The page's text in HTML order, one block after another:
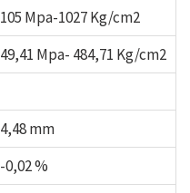
105 Mpa-1027 Kg/cm2
49,41 Mpa- 484,71 Kg/cm2
4,48 mm
-0,02 %